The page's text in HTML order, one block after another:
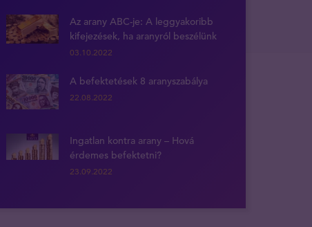
Az arany ABC-je: A leggyakoribb
kifejezések, ha aranyról beszélünk
03.10.2022
A befektetések 8 aranyszabálya
22.08.2022
Ingatlan kontra arany – Hová
érdemes befektetni?
23.09.2022